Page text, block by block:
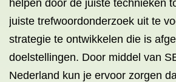
helpen door de juiste technieken
juiste trefwoordonderzoek uit te
strategie te ontwikkelen die is
doelstellingen. Door middel van
Nederland kun je ervoor zorgen